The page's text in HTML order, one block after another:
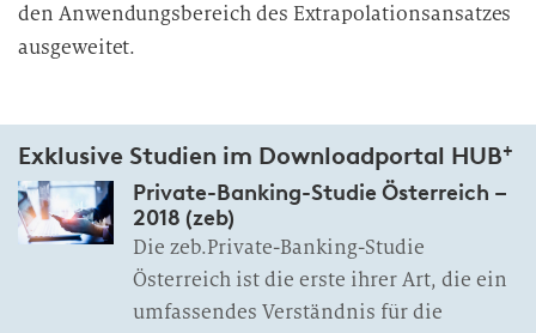
den Anwendungsbereich des Extrapolationsansatzes
ausgeweitet.
Exklusive Studien im Downloadportal HUB+
Private-Banking-Studie Österreich –
2018 (zeb)
Die zeb.Private-Banking-Studie
Österreich ist die erste ihrer Art, die ein
umfassendes Verständnis für die